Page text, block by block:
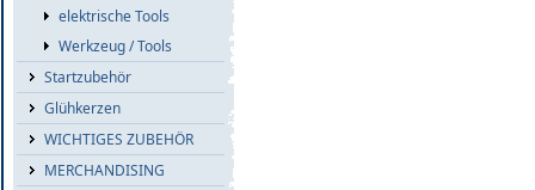
elektrische Tools
Werkzeug / Tools
Startzubehör
Glühkerzen
WICHTIGES ZUBEHÖR
MERCHANDISING